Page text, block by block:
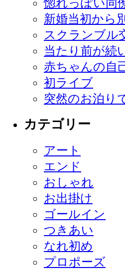
新婚当初から
スクランブル
当たり前が続
赤ちゃんの自
初ライブ
突然のお泊り
カテゴリー
アート
エンド
おしゃれ
お出掛け
ゴールイン
つきあい
なれ初め
プロポーズ